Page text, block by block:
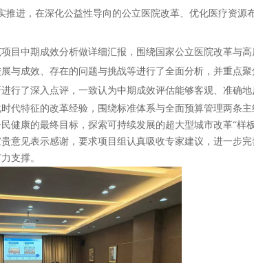
进，在深化公益性导向的公立医院改革、优化医疗资源
目中期成效分析做详细汇报，围绕国家公立医院改革与
与成效、存在的问题与挑战等进行了全面分析，并重点
行了深入点评，一致认为中期成效评估能够客观、准确
代特征的改革经验，围绕标准体系与全面预算管理两条
康的最终目标，探索可持续发展的超大型城市改革“样板
意见表示感谢，要求项目组认真吸收专家建议，进一步
支撑。